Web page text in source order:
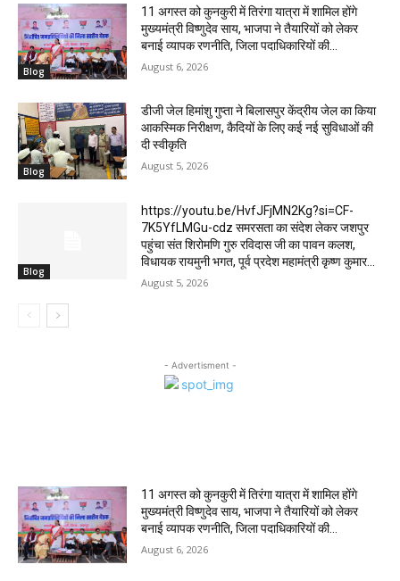
Blog
11 अगस्त को कुनकुरी में तिरंगा यात्रा में शामिल होंगे
मुख्यमंत्री विष्णुदेव साय, भाजपा ने तैयारियों को लेकर
बनाई व्यापक रणनीति, जिला पदाधिकारियों की...
August 6, 2026
Blog
डीजी जेल हिमांशु गुप्ता ने बिलासपुर केंद्रीय जेल का किया
आकस्मिक निरीक्षण, कैदियों के लिए कई नई सुविधाओं की
दी स्वीकृति
August 5, 2026
Blog
https://youtu.be/HvfJFjMN2Kg?si=CF-
7K5YfLMGu-cdz समरसता का संदेश लेकर जशपुर
पहुंचा संत शिरोमणि गुरु रविदास जी का पावन कलश,
विधायक रायमुनी भगत, पूर्व प्रदेश महामंत्री कृष्ण कुमार...
August 5, 2026
- Advertisment -
11 अगस्त को कुनकुरी में तिरंगा यात्रा में शामिल होंगे
मुख्यमंत्री विष्णुदेव साय, भाजपा ने तैयारियों को लेकर
बनाई व्यापक रणनीति, जिला पदाधिकारियों की...
August 6, 2026